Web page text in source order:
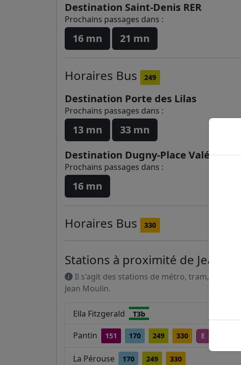
Destination Saint-Denis RER
Prochains passages dans :
16 mn 21 mn
Horaires Bus 249
Destination Porte des Lilas
Prochains passages dans :
13 mn
33 mn
Destination Dugny-Place Valérie
Prochains passages dans :
16 mn
Horaires Bus 330
Stations à proximité de Jean
Il s'agit des stations de métro, tram, RER et
Jean Moulin.
Ella Fitzgerald T3b
Pantin 151 170 249 330 E
La Pérouse 170 249 330